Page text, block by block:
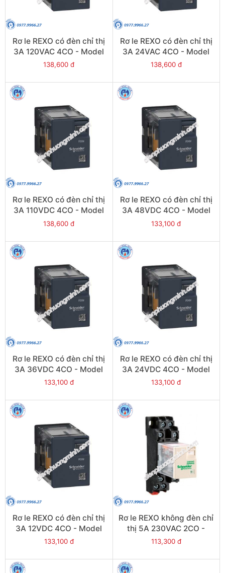
Rơ le REXO có đèn chỉ thị
3A 120VAC 4CO - Model
RXM4LB2F7
138,600 đ
Rơ le REXO có đèn chỉ thị
3A 24VAC 4CO - Model
RXM4LB2B7
138,600 đ
Rơ le REXO có đèn chỉ thị
3A 110VDC 4CO - Model
RXM4LB2FD
138,600 đ
Rơ le REXO có đèn chỉ thị
3A 48VDC 4CO - Model
RXM4LB2ED
133,100 đ
Rơ le REXO có đèn chỉ thị
3A 36VDC 4CO - Model
RXM4LB2CD
133,100 đ
Rơ le REXO có đèn chỉ thị
3A 24VDC 4CO - Model
RXM4LB2BD
133,100 đ
Rơ le REXO có đèn chỉ thị
3A 12VDC 4CO - Model
RXM4LB2JD
133,100 đ
Rơ le REXO không đèn chỉ
thị 5A 230VAC 2CO -
Model RXM2LB1P7
113,300 đ